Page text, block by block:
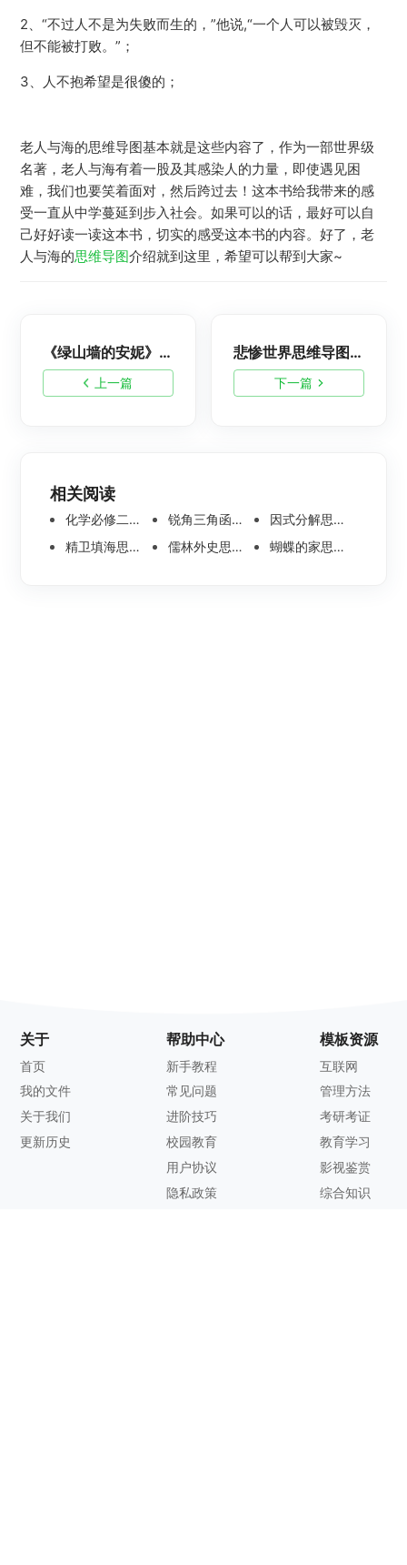
2、“不过人不是为失败而生的，”他说,“一个人可以被毁灭，
但不能被打败。”；
3、人不抱希望是很傻的；
老人与海的思维导图基本就是这些内容了，作为一部世界级
名著，老人与海有着一股及其感染人的力量，即使遇见困
难，我们也要笑着面对，然后跨过去！这本书给我带来的感
受一直从中学蔓延到步入社会。如果可以的话，最好可以自
己好好读一读这本书，切实的感受这本书的内容。好了，老
人与海的思维导图介绍就到这里，希望可以帮到大家~
上一篇
《绿山墙的安妮》思维导图，清晰简单又漂亮
下一篇
悲惨世界思维导图大全，悲惨世界脑图制作
相关阅读
化学必修二思维导图合集，高中高清化学思维导图整理 锐角三角函数思维导图 | 数学思维导图分享
因式分解思维导图高清版-数学思维导图模板分享
精卫填海思维导图怎么画？高清版精卫填海思维导图模板分享
儒林外史思维导图大全|高清版免费思维导图模板 蝴蝶的家思维导图怎么画？高清版蝴蝶的家思维导图分享
关于
首页
我的文件
关于我们
更新历史
帮助中心
新手教程
常见问题
进阶技巧
校园教育
用户协议
隐私政策
模板资源
互联网
管理方法
考研考证
教育学习
影视鉴赏
综合知识